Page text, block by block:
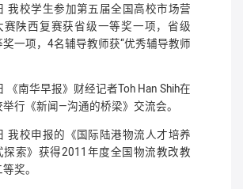
我校学生参加第五届全国高校市场营
赛陕西复赛获省级一等奖一项，省级
一项，4名辅导教师获“优秀辅导教师
《南华早报》财经记者Toh Han Shih在
行《新闻—沟通的桥梁》交流会。
我校申报的《国际陆港物流人才培养
探索》获得2011年度全国物流教改教
奖。